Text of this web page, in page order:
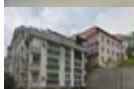
4+1 Dubleks Daire
Çankaya,
4+1·161 m²·Çatı
9.000.000 ₺